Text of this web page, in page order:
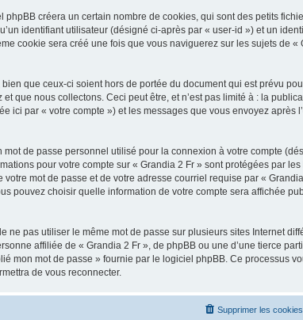
créera un certain nombre de cookies, qui sont des petits
identifiant utilisateur (désigné ci-après par « user-id ») et un
cookie sera créé une fois que vous naviguerez sur les sujets de «
que ceux-ci soient hors de portée du document qui est prévu
que nous collectons. Ceci peut être, et n’est pas limité à : la
ici par « votre compte ») et les messages que vous envoyez après
de passe personnel utilisé pour la connexion à votre compte
pour votre compte sur « Grandia 2 Fr » sont protégées par
mot de passe et de votre adresse courriel requise par «
pouvez choisir quelle information de votre compte sera affichée
pas utiliser le même mot de passe sur plusieurs sites Internet
affiliée de « Grandia 2 Fr », de phpBB ou une d’une tierce
mon mot de passe » fournie par le logiciel phpBB. Ce processus
de vous reconnecter.
Supprimer les cookies